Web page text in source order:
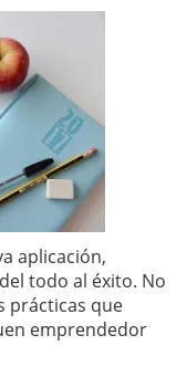
aplicación,
todo al éxito. No
prácticas que
emprendedor